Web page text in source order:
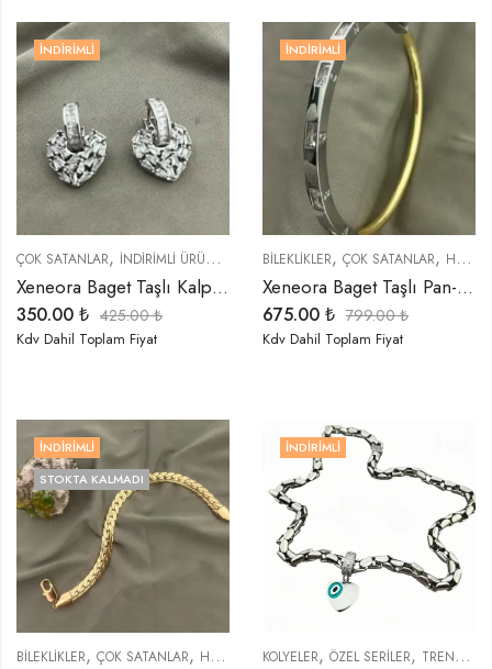
İNDIRIMLI
ÇOK SATANLAR, İNDIRIMLI ÜRÜNLER KÜPELER,TREND ÜRÜNLER
Xeneora Baget Taşlı Kalp Gümüş Renk Küpe
350.00 ₺ 425.00₺
Kdv Dahil Toplam Fiyat
İNDIRIMLI
BİLEKLİKLER, ÇOK SATANLAR, HEDIYELER
Xeneora Baget Taşlı Pan-Dora Kelepçe Bileklik
675.00 ₺ 799.00₺
Kdv Dahil Toplam Fiyat
İNDIRIMLI
STOKTA KALMADI
BİLEKLİKLER, ÇOK SATANLAR, HEDIYELER ,İNDIRIMLI ÜRÜNLER,ÖZEL SERİLER
İNDIRIMLI
KOLYELER, ÖZEL SERİLER, TREND ÜRÜNLER